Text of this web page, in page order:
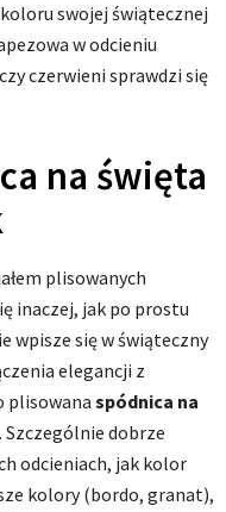
swojej świątecznej
w odcieniu
czerwieni sprawdzi się
na święta
plisowanych
inaczej, jak po prostu
wpisze się w świąteczny
elegancji z
plisowana spódnica na
Szczególnie dobrze
odcieniach, jak kolor
kolory (bordo, granat),